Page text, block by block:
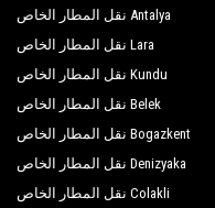
Antalya نقل المطار الخاص
Lara نقل المطار الخاص
Kundu نقل المطار الخاص
Belek نقل المطار الخاص
Bogazkent نقل المطار الخاص
Denizyaka نقل المطار الخاص
Colakli نقل المطار الخاص